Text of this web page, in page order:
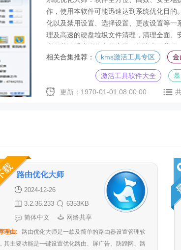
作，使用本软件可能迅速达到系统优化目
化以及禁用设置、选择设置、更改设置等
理及高速的硬盘垃圾文件清理，清理全面
类免费的系统优化大师专题，赶快来下载吧
相关合集推荐：
kms激活工具专区 金
激活工具软件大全
更新：1970-01-01 08:00:00
路由优化大师
2024-12-26
3.2.36.233
官方版
6353KB
简体中文
网络共享
理由:
路由优化大师是一款及简单的路由器设置管理软
其主要功能是一键设置优化路由、屏广告、防蹭网、路